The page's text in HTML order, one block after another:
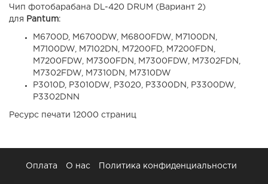
Чип фотобарабана DL-420 DRUM (Вариант 2)
для
Pantum:
M6700D, M6700DW, M6800FDW, M7100DN,
M7100DW, M7102DN, M7200FD, M7200FDN,
M7200FDW, M7300FDN, M7300FDW, M7302FDN,
M7302FDW, M7310DN, M7310DW
P3010D, P3010DW, P3020, P3300DN, P3300DW,
P3302DNN
Ресурс печати 12000 страниц
Оплата О нас Политика конфиденциальности